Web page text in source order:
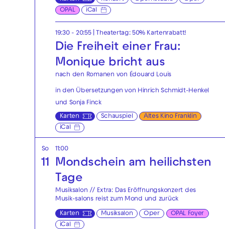
OPAL
iCal
19:30 - 20:55| Theatertag: 50% Kartenrabatt!
Die Freiheit einer Frau:
Monique bricht aus
nach den Romanen von Édouard Louis
in den Übersetzungen von Hinrich Schmidt-Henkel
und Sonja Finck
Karten Schauspiel
Altes Kino Franklin
iCal
So
11
11:00
Mondschein am heilichsten
Tage
Musiksalon // Extra: Das Eröffnungskonzert des
Musik-salons reist zum Mond und zurück
Karten Musiksalon Oper
OPAL Foyer
iCal